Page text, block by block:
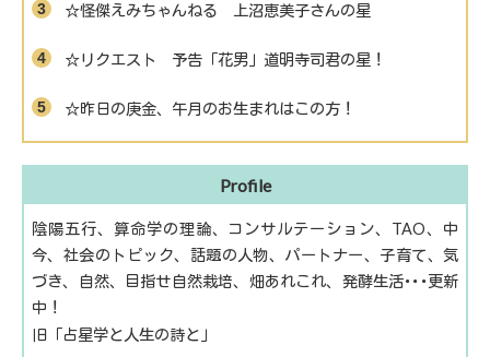
☆怪傑えみちゃんねる 上沼恵美子さんの星
☆リクエスト 予告「花男」道明寺司君の星！
☆昨日の庚金、午月のお生まれはこの方！
Profile
陰陽五行、算命学の理論、コンサルテーション、TAO、中
今、社会のトピック、話題の人物、パートナー、子育て、気
づき、自然、目指せ自然栽培、畑あれこれ、発酵生活･･･更新
中！
旧「占星学と人生の詩と」